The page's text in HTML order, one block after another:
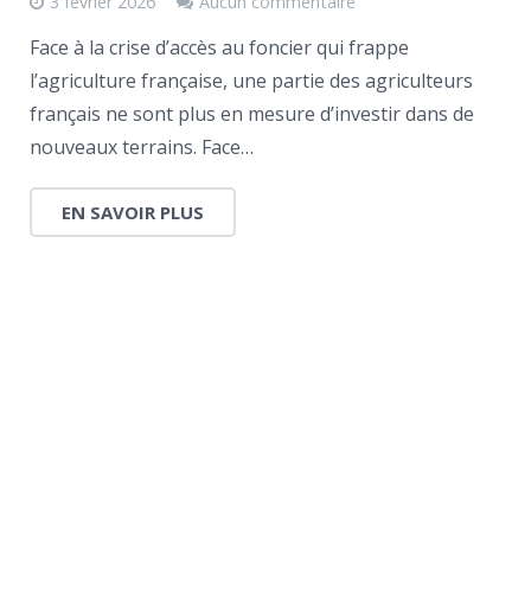
Face à la crise d’accès au foncier qui frappe
l’agriculture française, une partie des agriculteurs
français ne sont plus en mesure d’investir dans de
nouveaux terrains. Face…
EN SAVOIR PLUS